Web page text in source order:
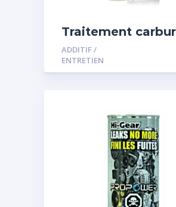
Traitement
spécial essence
ADDITIF /
ENTRETIEN